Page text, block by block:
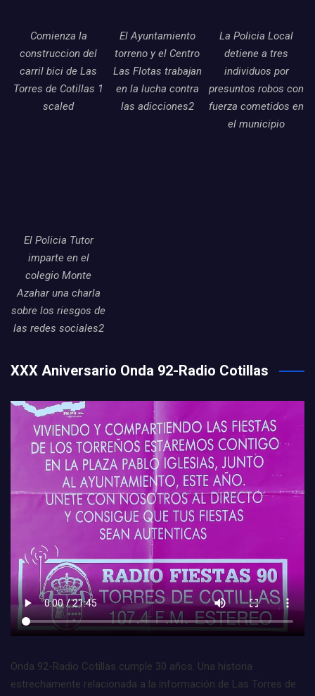
Comienza la
construccion del
carril bici de Las
Torres de Cotillas 1
scaled
El Ayuntamiento
torreno y el Centro
Las Flotas trabajan
en la lucha contra
las adicciones2
La Policia Local
detiene a tres
individuos por
presuntos robos con
fuerza cometidos en
el municipio
El Policia Tutor
imparte en el
colegio Monte
Azahar una charla
sobre los riesgos de
las redes sociales2
XXX Aniversario Onda 92-Radio Cotillas
Onda 92-Radio Cotillas cumple 30 años. Una historia
estrechamente relacionada a la información de Las Torres de